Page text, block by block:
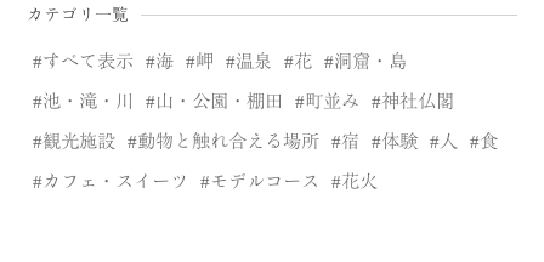
カテゴリ一覧
すべて表示 海 岬 温泉 花 洞窟・島
池・滝・川 山・公園・棚田 町並み 神社仏閣
観光施設 動物と触れ合える場所 宿 体験 人 食
カフェ・スイーツ モデルコース 花火